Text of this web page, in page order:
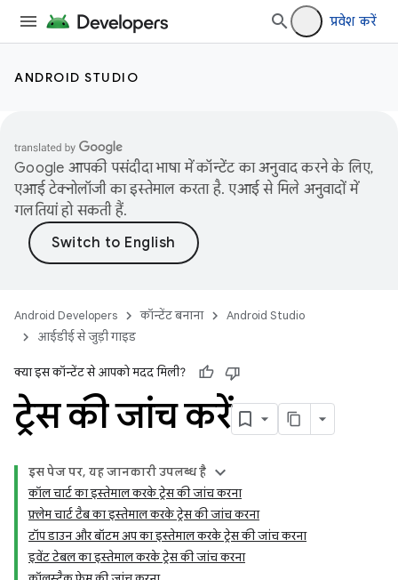
प्रवेश करें
ANDROID STUDIO
Google आपकी पसंदीदा भाषा में कॉन्टेंट का अनुवाद करने के लिए,
एआई टेक्नोलॉजी का इस्तेमाल करता है. एआई से मिले अनुवादों में
गलतियां हो सकती हैं.
Android Developers कॉन्टेंट बनाना
Android Studio
आईडीई से जुड़ी गाइड
क्या इस कॉन्टेंट से आपको मदद मिली?
ट्रेस की जांच करें
इस पेज पर, यह जानकारी उपलब्ध है
कॉल चार्ट का इस्तेमाल करके ट्रेस की जांच करना
फ़्लेम चार्ट टैब का इस्तेमाल करके ट्रेस की जांच करना
टॉप डाउन और बॉटम अप का इस्तेमाल करके ट्रेस की जांच करना
इवेंट टेबल का इस्तेमाल करके ट्रेस की जांच करना